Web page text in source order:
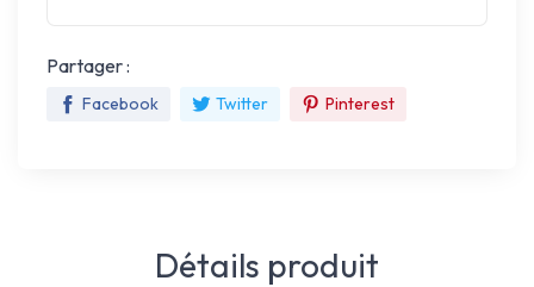
Partager :
Facebook Twitter Pinterest
Détails produit